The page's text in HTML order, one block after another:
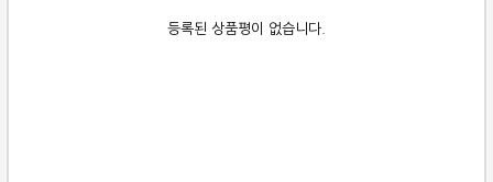
등록된 상품평이 없습니다.